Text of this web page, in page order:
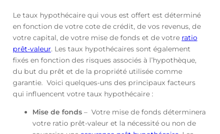
Le taux hypothécaire qui vous est offert est déterminé
en fonction de votre cote de crédit, de vos revenus, de
votre capital, de votre mise de fonds et de votre ratio
prêt-valeur. Les taux hypothécaires sont également
fixés en fonction des risques associés à l’hypothèque,
du but du prêt et de la propriété utilisée comme
garantie. Voici quelques-uns des principaux facteurs
qui influencent votre taux hypothécaire :
Mise de fonds– Votre mise de fonds déterminera
votre ratio prêt-valeur et la nécessité ou non de